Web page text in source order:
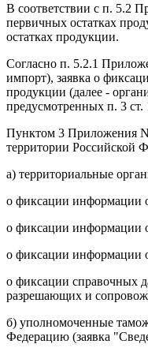
В соответствии с п. 5.2
первичных остатках
остатках продукции.
Согласно п. 5.2.1
импорт), заявка о
продукции (далее -
предусмотренных п. 3
Пунктом 3 Приложения N
территории Российской
а) территориальные
о фиксации информации
о фиксации информации
о фиксации информации
о фиксации справочных
разрешающих и
б) уполномоченные
Федерацию (заявка